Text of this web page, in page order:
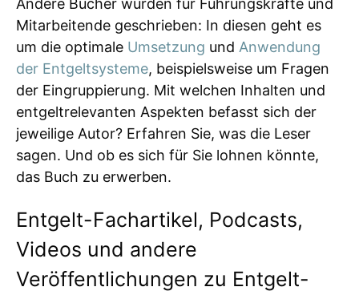
Andere Bücher wurden für Führungskräfte und
Mitarbeitende geschrieben: In diesen geht es
um die optimale Umsetzung und Anwendung
der Entgeltsysteme, beispielsweise um Fragen
der Eingruppierung. Mit welchen Inhalten und
entgeltrelevanten Aspekten befasst sich der
jeweilige Autor? Erfahren Sie, was die Leser
sagen. Und ob es sich für Sie lohnen könnte,
das Buch zu erwerben.
Entgelt-Fachartikel, Podcasts,
Videos und andere
Veröffentlichungen zu Entgelt-